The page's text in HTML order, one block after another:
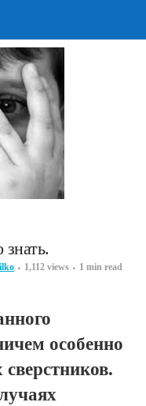
1,112 views 1 min read
особенно
сверстников.